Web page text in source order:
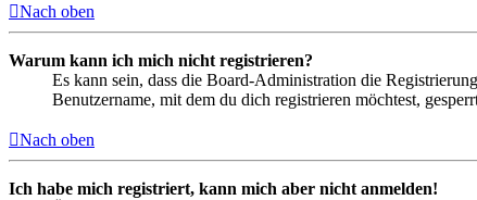
Nach oben
Warum kann ich mich nicht registrieren?
Es kann sein, dass die Board-Administration die
Benutzername, mit dem du dich registrieren möchtest,
Nach oben
Ich habe mich registriert, kann mich aber nicht anmelden!